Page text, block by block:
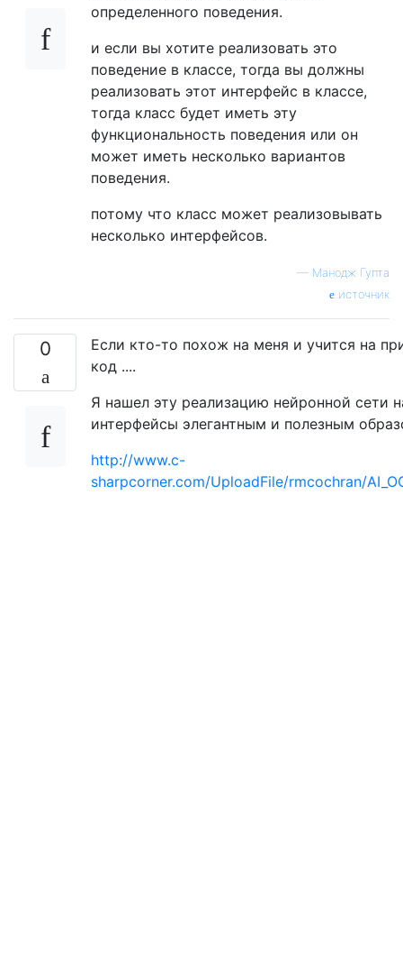
определенного поведения.
и если вы хотите реализовать это
поведение в классе, тогда вы должны
реализовать этот интерфейс в классе,
тогда класс будет иметь эту
функциональность поведения или он
может иметь несколько вариантов
поведения.
потому что класс может реализовывать
несколько интерфейсов.
— Манодж Гупта
источник
0
Если кто-то похож на меня и учится на
код ....
Я нашел эту реализацию нейронной сети
интерфейсы элегантным и полезным
http://www.c-
sharpcorner.com/UploadFile/rmcochran/